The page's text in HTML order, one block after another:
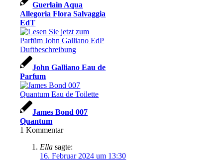
Guerlain Aqua
Allegoria Flora Salvaggia
EdT
John Galliano Eau de
Parfum
James Bond 007
Quantum
1 Kommentar
Ella sagte:
16. Februar 2024 um 13:30